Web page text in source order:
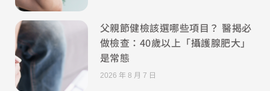
父親節健檢該選哪些項目？ 醫揭必
做檢查：40歲以上「攝護腺肥大」
是常態
2026 年 8 月 7 日